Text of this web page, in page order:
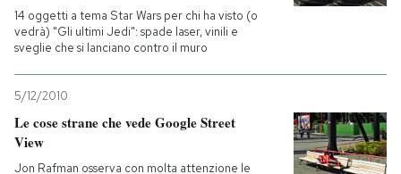
14 oggetti a tema Star Wars per chi ha visto (o
vedrà) "Gli ultimi Jedi": spade laser, vinili e
sveglie che si lanciano contro il muro
5/12/2010
Le cose strane che vede Google Street
View
Jon Rafman osserva con molta attenzione le